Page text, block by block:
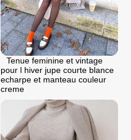
Tenue feminine et vintage
pour l hiver jupe courte blance
echarpe et manteau couleur
creme